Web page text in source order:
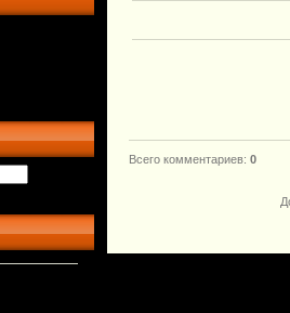
Всего комментариев: 0